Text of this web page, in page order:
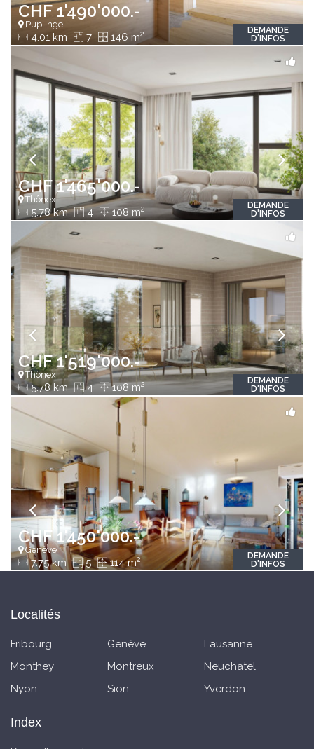
CHF 1'490'000.-
Puplinge
4.01 km 7 146 m2
DEMANDE
D'INFOS
CHF 1'465'000.-
Thônex
5.78 km 4 108 m2
DEMANDE
D'INFOS
CHF 1'519'000.-
Thônex
5.78 km 4 108 m2
DEMANDE
D'INFOS
CHF 1'450'000.-
Genève
7.75 km 5 114 m2
DEMANDE
D'INFOS
Localités
Fribourg Genève
Lausanne
Monthey
Montreux
Neuchatel
Nyon
Sion Yverdon
Index